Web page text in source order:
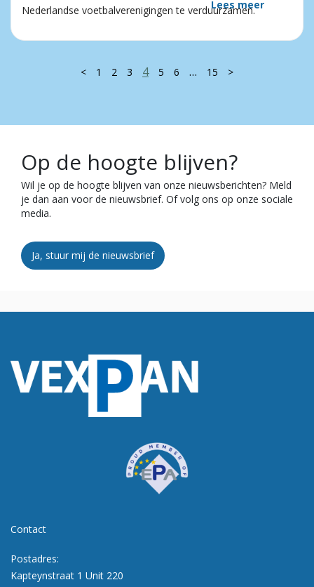
Nederlandse voetbalverenigingen te verduurzamen.
Lees meer
< 1 2 3 4 5 6 … 15 >
Op de hoogte blijven?
Wil je op de hoogte blijven van onze nieuwsberichten? Meld
je dan aan voor de nieuwsbrief. Of volg ons op onze sociale
media.
Ja, stuur mij de nieuwsbrief
Contact
Postadres:
Kapteynstraat 1 Unit 220